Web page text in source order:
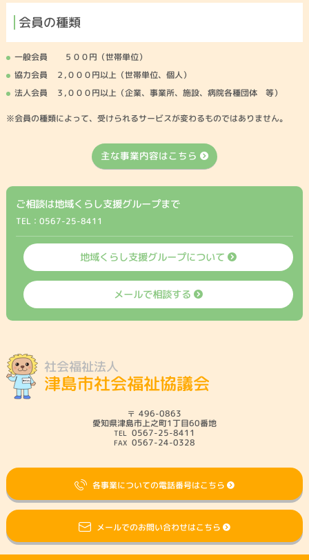
会員の種類
一般会員 ５００円（世帯単位）
協力会員 ２,０００円以上（世帯単位、個人）
法人会員 ３,０００円以上（企業、事業所、施設、病院各種団体 等）
※会員の種類によって、受けられるサービスが変わるものではありません。
主な事業内容はこちら
ご相談は地域くらし支援グループまで
TEL：0567-25-8411
地域くらし支援グループについて
メールで相談する
社会福祉法人
津島市社会福祉協議会
496-0863
愛知県津島市上之町1丁目60番地
0567-25-8411
0567-24-0328
各事業についての電話番号はこちら
メールでのお問い合わせはこちら